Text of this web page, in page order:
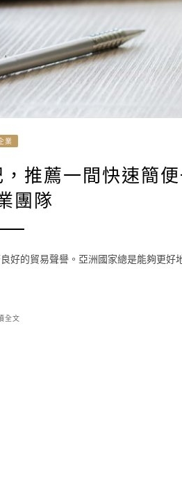
業
推薦一間快速簡
團隊
好的貿易聲譽。亞洲國家總是能夠更好
全文